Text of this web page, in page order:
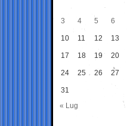
3 4 5 6
10 11 12 13
17 18 19 20
24 25 26 27
31
« Lug